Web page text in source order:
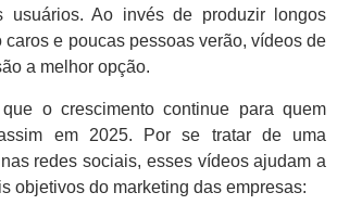
usuários. Ao invés de produzir longos
caros e poucas pessoas verão, vídeos de
a melhor opção.
o crescimento continue para quem
em 2025. Por se tratar de uma
redes sociais, esses vídeos ajudam a
objetivos do marketing das empresas: